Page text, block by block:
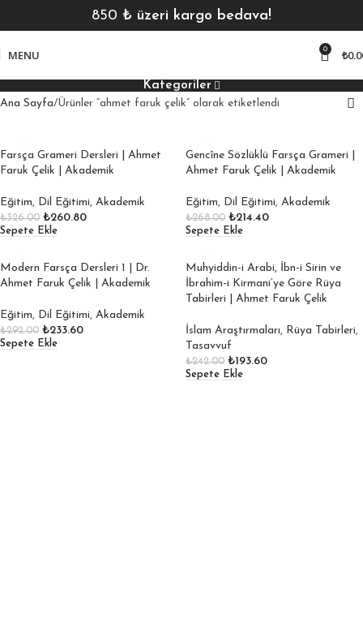
850 ₺ üzeri kargo bedava!
MENU 0 ₺
Kategoriler
Ana Sayfa Ürünler “ahmet faruk çelik” olarak etiketlendi
Farsça Grameri Dersleri | Ahmet
Faruk Çelik | Akademik
Eğitim, Dil Eğitimi, Akademik
₺326.00 ₺260.80
Sepete Ekle
Gencîne Sözlüklü Farsça Grameri |
Ahmet Faruk Çelik | Akademik
Eğitim, Dil Eğitimi, Akademik
₺268.00 ₺214.40
Sepete Ekle
Modern Farsça Dersleri 1 | Dr.
Ahmet Faruk Çelik | Akademik
Eğitim, Dil Eğitimi, Akademik
₺292.00 ₺233.60
Sepete Ekle
Muhyiddin-i Arabi, İbn-i Sirin ve
İbrahim-i Kirmani’ye Göre Rüya
Tabirleri | Ahmet Faruk Çelik
İslam Araştırmaları, Rüya Tabirleri,
Tasavvuf
₺242.00 ₺193.60
Sepete Ekle